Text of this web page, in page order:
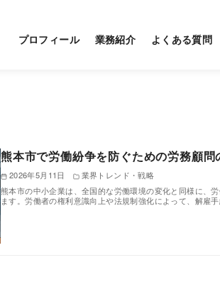
プロフィール 業務紹介 よくある質問
熊本市で労働紛争を防ぐための労務顧問
2026年5月11日
業界トレンド・戦略
熊本市の中小企業は、全国的な労働環境の変化と同様に、
ます。労働者の権利意識向上や法規制強化によって、解雇